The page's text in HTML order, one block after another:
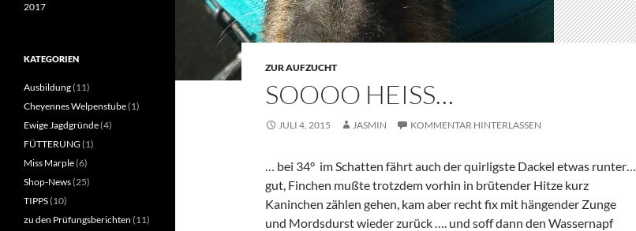
ZUR AUFZUCHT
SOOOO HEISS…
JULI 4, 2015 JASMIN KOMMENTAR HINTERLASSEN
… bei 34° im Schatten fährt auch der quirligste Dackel etwas runter…
gut, Finchen mußte trotzdem vorhin in brütender Hitze kurz
Kaninchen zählen gehen, kam aber recht fix mit hängender Zunge
und Mordsdurst wieder zurück …. und soff dann den Wassernapf
2017
KATEGORIEN
Ausbildung(11)
Cheyennes Welpenstube(1)
Ewige Jagdgründe(4)
FÜTTERUNG (1)
Miss Marple(6)
Shop-News(25)
TIPPS(10)
zu den Prüfungsberichten (11)